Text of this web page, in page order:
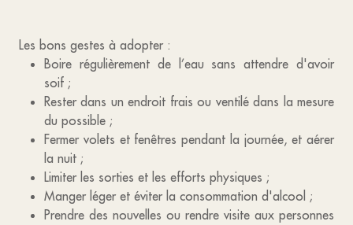
Les bons gestes à adopter :
Boire régulièrement de l’eau sans attendre d'avoir
soif ;
Rester dans un endroit frais ou ventilé dans la mesure
du possible ;
Fermer volets et fenêtres pendant la journée, et aérer
la nuit ;
Limiter les sorties et les efforts physiques ;
Manger léger et éviter la consommation d'alcool ;
Prendre des nouvelles ou rendre visite aux personnes